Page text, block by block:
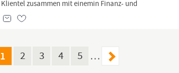
Klientel zusammen mit einemin Finanz- und
1 2 3 4 5 …